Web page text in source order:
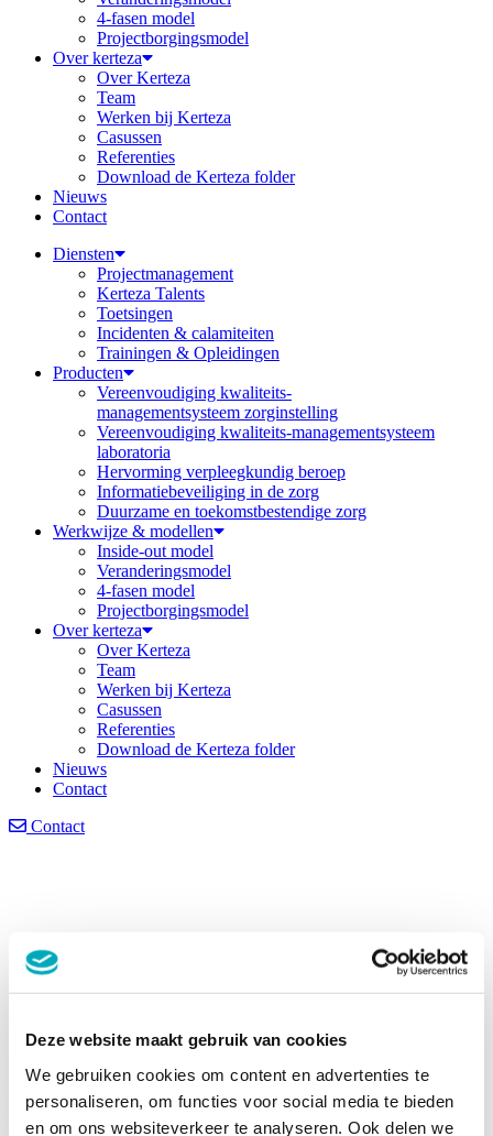
Deze website maakt gebruik van cookies
We gebruiken cookies om content en advertenties te
personaliseren, om functies voor social media te bieden
en om ons websiteverkeer te analyseren. Ook delen we
4-fasen model
Projectborgingsmodel
Over kerteza
Over Kerteza
Team
Werken bij Kerteza
Casussen
Referenties
Download de Kerteza folder
Nieuws
Contact
Diensten
Projectmanagement
Kerteza Talents
Toetsingen
Incidenten & calamiteiten
Trainingen & Opleidingen
Producten
Vereenvoudiging kwaliteits-
managementsysteem zorginstelling
Vereenvoudiging kwaliteits-managementsysteem
laboratoria
Hervorming verpleegkundig beroep
Informatiebeveiliging in de zorg
Duurzame en toekomstbestendige zorg
Werkwijze & modellen
Inside-out model
Veranderingsmodel
4-fasen model
Projectborgingsmodel
Over kerteza
Over Kerteza
Team
Werken bij Kerteza
Casussen
Referenties
Download de Kerteza folder
Nieuws
Contact
Contact
Interim projectleider integraal
capaciteitsmanagement in Franciscus Gasthuis en